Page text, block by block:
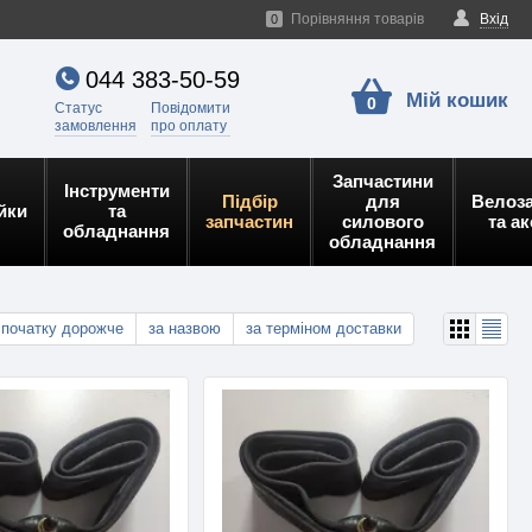
Вхід
0 Порівняння товарів
044 383-50-59
Статус
замовлення
Повідомити
про оплату
0 Мій кошик
Інструменти
та
обладнання
Підбір
запчастин
Запчастини
для
силового
обладнання
та
дорожче за назвою за терміном доставки